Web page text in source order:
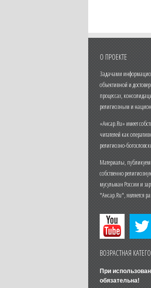
О ПРОЕКТЕ
Задачами
объективной и
процессах,
религиозным и
«Ансар.Ru» имеет
читателей как
религиозно-
Материалы,
собственно
мусульман России и
"Ансар.Ru", является
ВОЗРАСТНАЯ
При
обязательна!